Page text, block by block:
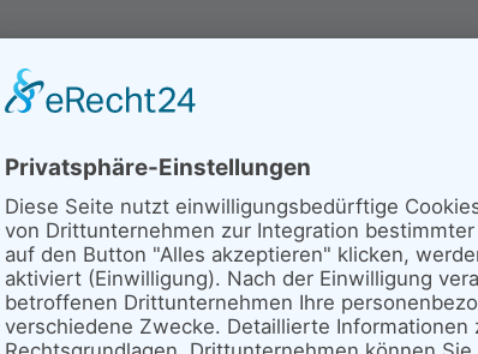
Neues von den
Senderstörchen
Mika - Mai 2026
Updates Mika